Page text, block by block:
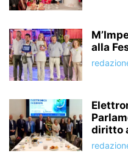
alla
diritto